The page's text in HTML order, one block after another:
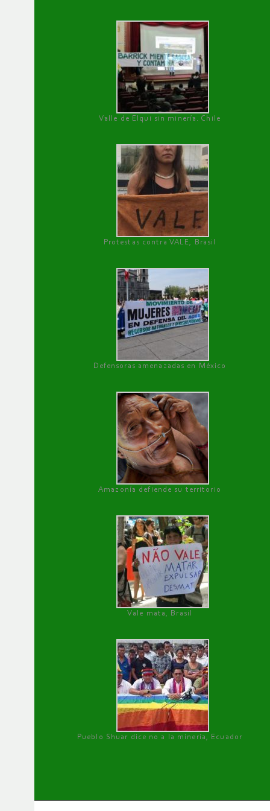
Valle de Elqui sin minería. Chile
Protestas contra VALE, Brasil
Defensoras amenazadas en México
Amazonía defiende su territorio
Vale mata, Brasil
Pueblo Shuar dice no a la minería, Ecuador